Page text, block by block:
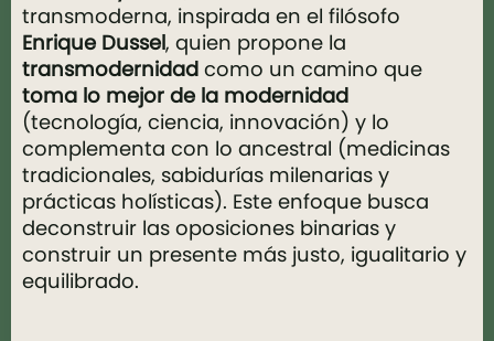
transmoderna, inspirada en el filósofo
Enrique Dussel, quien propone la
transmodernidad como un camino que
toma lo mejor de la modernidad
(tecnología, ciencia, innovación) y lo
complementa con lo ancestral (medicinas
tradicionales, sabidurías milenarias y
prácticas holísticas). Este enfoque busca
deconstruir las oposiciones binarias y
construir un presente más justo, igualitario y
equilibrado.